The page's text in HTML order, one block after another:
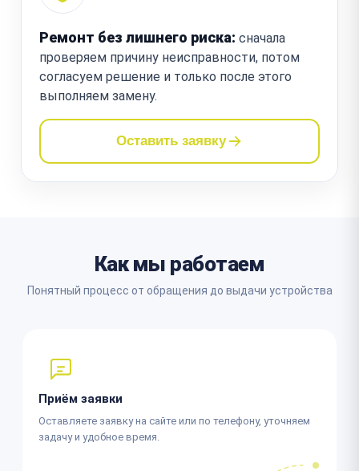
Ремонт без лишнего риска: сначала
проверяем причину неисправности, потом
согласуем решение и только после этого
выполняем замену.
Оставить заявку
Как мы работаем
Понятный процесс от обращения до выдачи устройства
Приём заявки
Оставляете заявку на сайте или по телефону, уточняем
задачу и удобное время.